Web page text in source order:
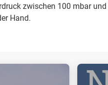
zwischen 100 mbar
Hand.